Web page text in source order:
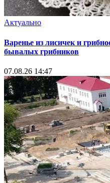
Актуально
Варенье из лисичек и
бывалых грибников
07.08.26 14:47